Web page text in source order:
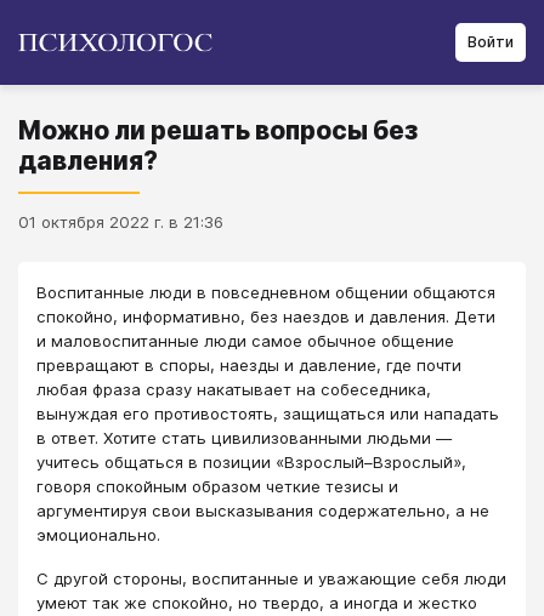
Войти
Можно ли решать вопросы без
давления?
01 октября 2022 г. в 21:36
Воспитанные люди в повседневном общении общаются
спокойно, информативно, без наездов и давления. Дети
и маловоспитанные люди самое обычное общение
превращают в споры, наезды и давление, где почти
любая фраза сразу накатывает на собеседника,
вынуждая его противостоять, защищаться или нападать
в ответ. Хотите стать цивилизованными людьми —
учитесь общаться в позиции «Взрослый–Взрослый»,
говоря спокойным образом четкие тезисы и
аргументируя свои высказывания содержательно, а не
эмоционально.
С другой стороны, воспитанные и уважающие себя люди
умеют так же спокойно, но твердо, а иногда и жестко